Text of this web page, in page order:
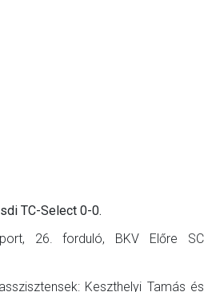
TC-Select 0-0.
26. forduló, BKV Előre SC
Keszthelyi Tamás és